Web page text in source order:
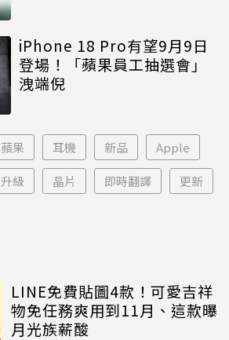
iPhone 18 Pro有望9月9日
登場！「蘋果員工抽選會」
洩端倪
蘋果 耳機 新品 Apple
升級 晶片 即時翻譯 更新
LINE免費貼圖4款！可愛吉祥
物免任務爽用到11月、這款曝
月光族薪酸